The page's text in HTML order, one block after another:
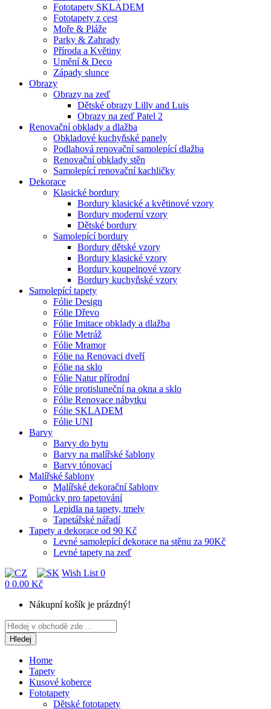
Fototapety SKLADEM
Fototapety z cest
Moře & Pláže
Parky & Zahrady
Příroda a Květiny
Umění & Deco
Západy slunce
Obrazy
Obrazy na zeď
Dětské obrazy Lilly and Luis
Obrazy na zeď Patel 2
Renovační obklady a dlažba
Obkladové kuchyňské panely
Podlahová renovační samolepící dlažba
Renovační obklady stěn
Samolepící renovační kachličky
Dekorace
Klasické bordury
Bordury klasické a květinové vzory
Bordury moderní vzory
Dětské bordury
Samolepící bordury
Bordury dětské vzory
Bordury klasické vzory
Bordury koupelnové vzory
Bordury kuchyňské vzory
Samolepící tapety
Fólie Design
Fólie Dřevo
Fólie Imitace obklady a dlažba
Fólie Metráž
Fólie Mramor
Fólie na Renovaci dveří
Fólie na sklo
Fólie Natur přírodní
Fólie protisluneční na okna a sklo
Fólie Renovace nábytku
Fólie SKLADEM
Fólie UNI
Barvy
Barvy do bytu
Barvy na malířské šablony
Barvy tónovací
Malířské šablony
Malířské dekorační šablony
Pomůcky pro tapetování
Lepidla na tapety, tmely
Tapetářské nářadí
Tapety a dekorace od 90 Kč
Levné samolepící dekorace na stěnu za 90Kč
Levné tapety na zeď
Wish List 0
0 0.00 Kč
Nákupní košík je prázdný!
Hledej
Home
Tapety
Kusové koberce
Fototapety
Dětské fototapety